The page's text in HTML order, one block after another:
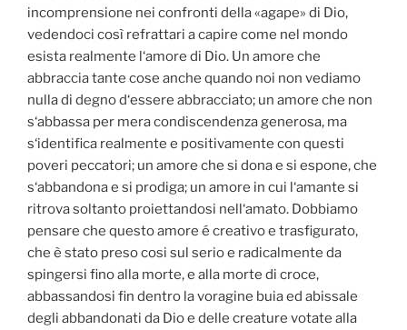
incomprensione nei confronti della «agape» di Dio,
vedendoci così refrattari a capire come nel mondo
esista realmente l‘amore di Dio. Un amore che
abbraccia tante cose anche quando noi non vediamo
nulla di degno d‘essere abbracciato; un amore che non
s‘abbassa per mera condiscendenza generosa, ma
s‘identifica realmente e positivamente con questi
poveri peccatori; un amore che si dona e si espone, che
s‘abbandona e si prodiga; un amore in cui l‘amante si
ritrova soltanto proiettandosi nell‘amato. Dobbiamo
pensare che questo amore é creativo e trasfigurato,
che è stato preso cosi sul serio e radicalmente da
spingersi fino alla morte, e alla morte di croce,
abbassandosi fin dentro la voragine buia ed abissale
degli abbandonati da Dio e delle creature votate alla